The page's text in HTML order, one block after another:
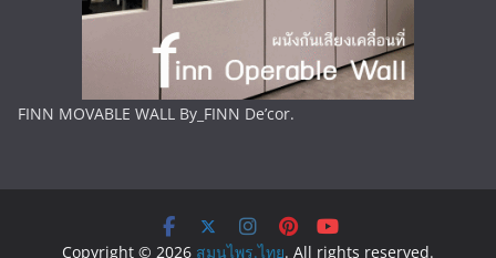
FINN MOVABLE WALL By_FINN De’cor.
Copyright © 2026 สมุนไพร.ไทย. All rights reserved.